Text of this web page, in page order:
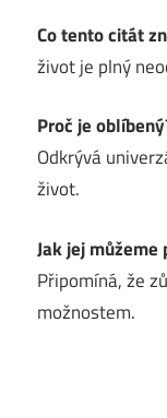
Co tento citát
život je plný
Proč je
Odkrývá
život.
Jak jej můžeme
Připomíná, že
možnostem.